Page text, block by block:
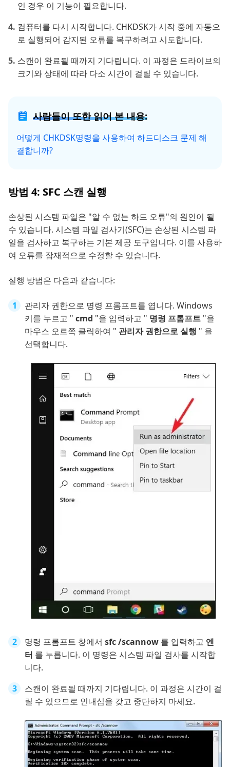
인 경우 이 기능이 필요합니다.
컴퓨터를 다시 시작합니다. CHKDSK가 시작 중에 자동으
로 실행되어 감지된 오류를 복구하려고 시도합니다.
스캔이 완료될 때까지 기다립니다. 이 과정은 드라이브의
크기와 상태에 따라 다소 시간이 걸릴 수 있습니다.
사람들이 또한 읽어 본 내용:
어떻게 CHKDSK명령을 사용하여 하드디스크 문제 해
결합니까?
방법 4: SFC 스캔 실행
손상된 시스템 파일은 "알 수 없는 하드 오류"의 원인이 될
수 있습니다. 시스템 파일 검사기(SFC)는 손상된 시스템 파
일을 검사하고 복구하는 기본 제공 도구입니다. 이를 사용하
여 오류를 잠재적으로 수정할 수 있습니다.
실행 방법은 다음과 같습니다:
관리자 권한으로 명령 프롬프트를 엽니다. Windows
키를 누르고 " cmd "을 입력하고 " 명령 프롬프트 "을
마우스 오르쪽 클릭하여 " 관리자 권한으로 실행 " 을
선택합니다.
명령 프롬프트 창에서 sfc /scannow 를 입력하고 엔
터 를 누릅니다. 이 명령은 시스템 파일 검사를 시작합
니다.
스캔이 완료될 때까지 기다립니다. 이 과정은 시간이 걸
릴 수 있으므로 인내심을 갖고 중단하지 마세요.